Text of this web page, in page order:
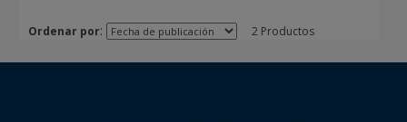
Ordenar por: 2 Productos